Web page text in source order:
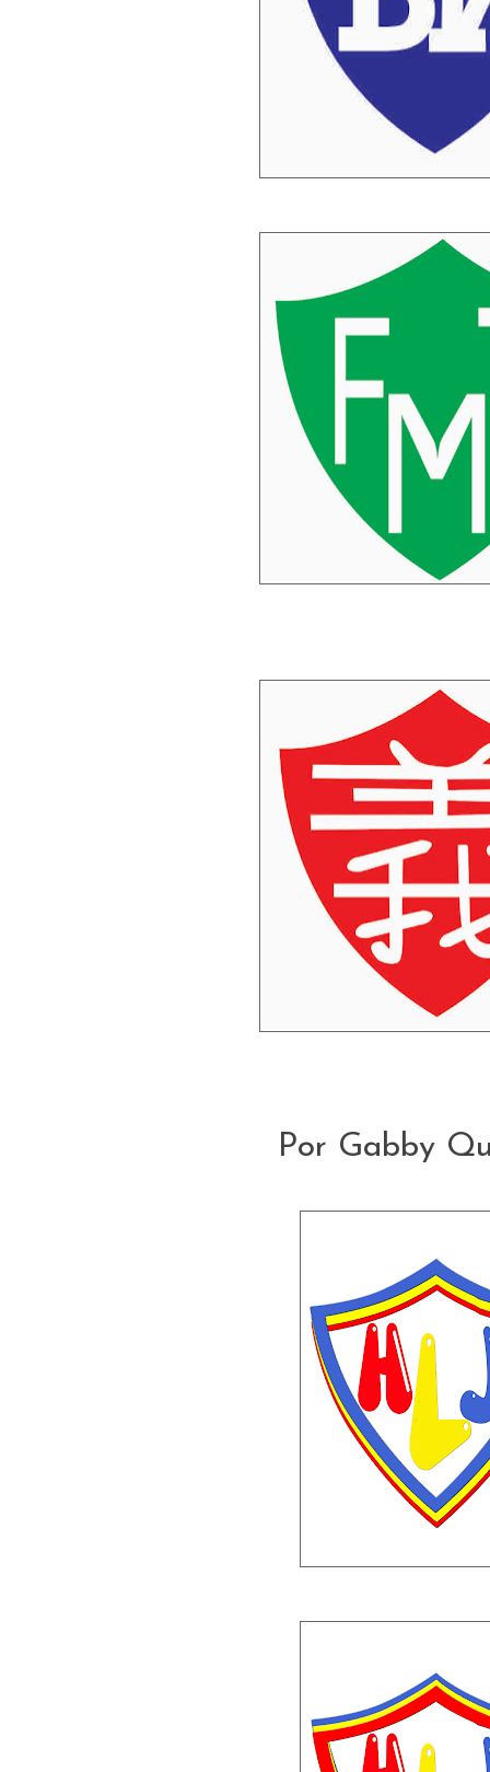
Por Gabby